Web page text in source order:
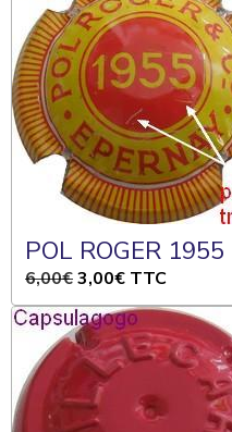
6,00€3,00€ TTC